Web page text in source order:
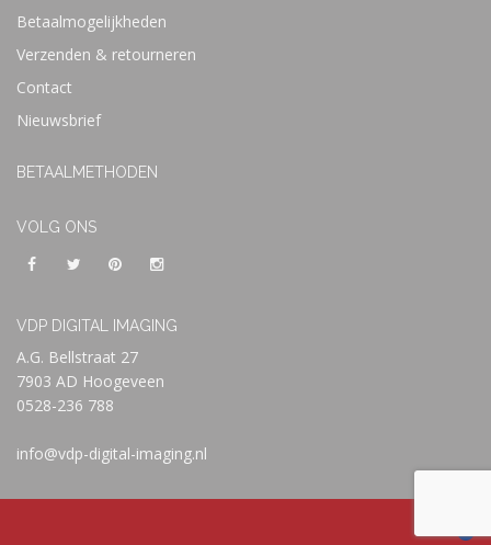
Betaalmogelijkheden
Verzenden & retourneren
Contact
Nieuwsbrief
BETAALMETHODEN
VOLG ONS
VDP DIGITAL IMAGING
A.G. Bellstraat 27
7903 AD Hoogeveen
0528-236 788
info@vdp-digital-imaging.nl